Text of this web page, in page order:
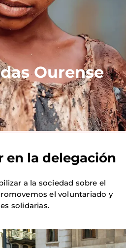
Ourense
en la delegación
a la sociedad sobre el
el voluntariado y
solidarias.